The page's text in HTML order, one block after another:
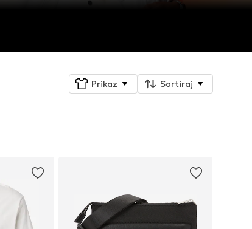
Prikaz Sortiraj